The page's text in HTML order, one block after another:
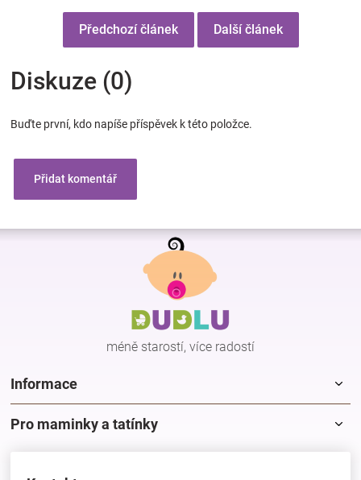
Předchozí článek Další článek
Diskuze (0)
Buďte první, kdo napíše příspěvek k této položce.
Přidat komentář
Z
méně starostí, více radostí
Informace
Pro maminky a tatínky